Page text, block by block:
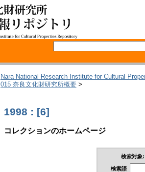
Nara National Research Institute for Cultural
015 奈良文化財研究所概要 >
1998 : [6]
コレクションのホームページ
検索対象:
検索語